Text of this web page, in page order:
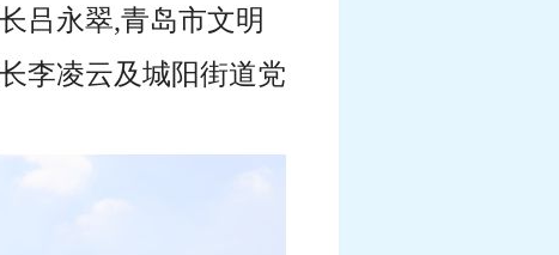
吕永翠,青岛市文明
李凌云及城阳街道党